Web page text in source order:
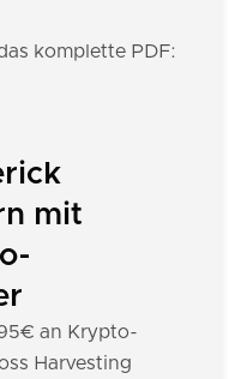
komplette PDF:
mit
an Krypto-
Harvesting